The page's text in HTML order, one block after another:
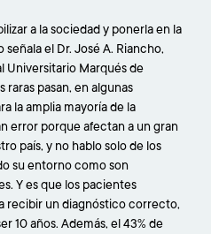
a la sociedad y ponerla en la
el Dr. José A. Riancho,
Universitario Marqués de
raras pasan, en algunas
la amplia mayoría de la
error porque afectan a un gran
país, y no hablo solo de los
su entorno como son
Y es que los pacientes
recibir un diagnóstico correcto,
10 años. Además, el 43% de